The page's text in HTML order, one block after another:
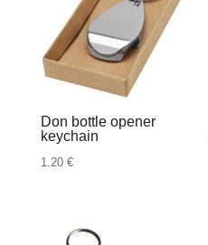
Don bottle opener
keychain
1.20 €